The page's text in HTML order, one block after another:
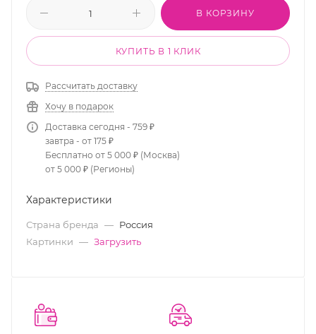
В КОРЗИНУ
КУПИТЬ В 1 КЛИК
Рассчитать доставку
Хочу в подарок
Доставка сегодня - 759 ₽
завтра - от 175 ₽
Бесплатно от 5 000 ₽ (Москва)
от 5 000 ₽ (Регионы)
Характеристики
Страна бренда — Россия
Картинки — Загрузить